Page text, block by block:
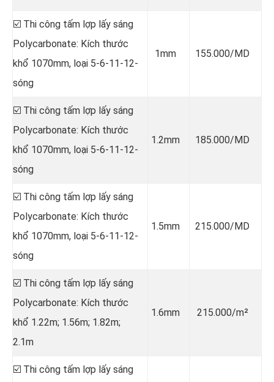
☑️ Thi công tấm lợp lấy sáng
Polycarbonate: Kích thước
khổ 1070mm, loại 5-6-11-12-
sóng
1mm 155.000/MD
☑️ Thi công tấm lợp lấy sáng
Polycarbonate: Kích thước
khổ 1070mm, loại 5-6-11-12-
sóng
1.2mm 185.000/MD
☑️ Thi công tấm lợp lấy sáng
Polycarbonate: Kích thước
khổ 1070mm, loại 5-6-11-12-
sóng
1.5mm 215.000/MD
☑️ Thi công tấm lợp lấy sáng
Polycarbonate: Kích thước
khổ 1.22m; 1.56m; 1.82m;
2.1m
1.6mm 215.000/m²
☑️ Thi công tấm lợp lấy sáng